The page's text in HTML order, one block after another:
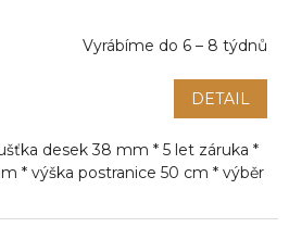
Vyrábíme do 6 – 8 týdnů
DETAIL
desek 38 mm * 5 let záruka *
* výška postranice 50 cm * výběr